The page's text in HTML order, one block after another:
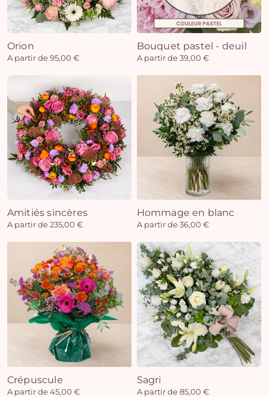
Orion
A partir de 95,00 €
Bouquet pastel - deuil
A partir de 39,00 €
Amitiés sincères
A partir de 235,00 €
Hommage en blanc
A partir de 36,00 €
Crépuscule
A partir de 45,00 €
Sagri
A partir de 85,00 €